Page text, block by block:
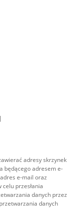
adresy skrzynek
będącego adresem e-
e-mail oraz
przesłania
danych przez
danych